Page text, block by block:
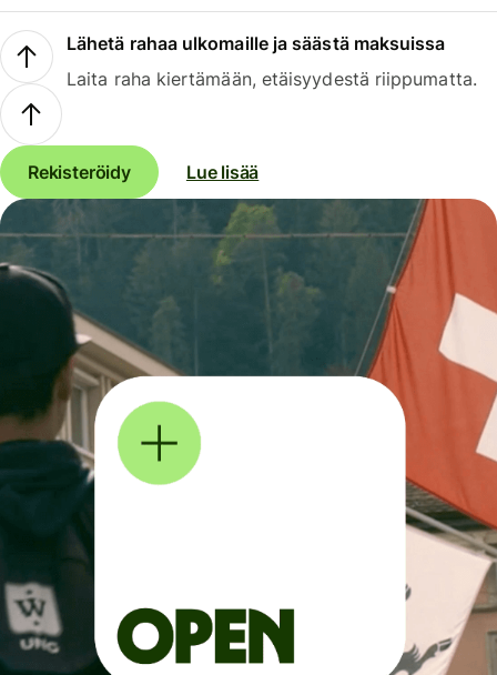
Lähetä rahaa ulkomaille ja säästä maksuissa
Laita raha kiertämään, etäisyydestä riippumatta.
Rekisteröidy Lue lisää